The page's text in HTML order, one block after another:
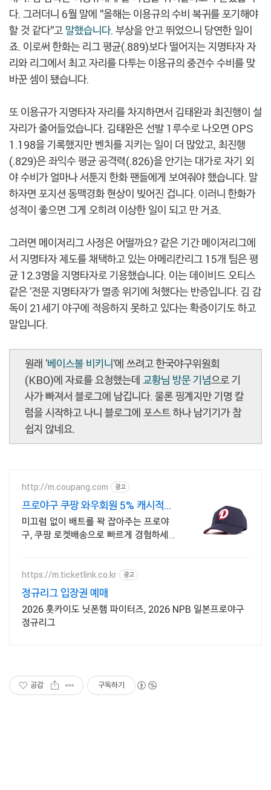
다. 그러더니 6월 말에 "올해는 이용규의 수비 복귀를 포기해야
할 것 같다"고 말했습니다. 부상을 안고 뛰었으니 당연한 일이
죠. 이로써 한화는 리그 평균(.889)보다 떨어지는 지명타자 자
리와 리그에서 최고 자리를 다투는 이용규의 중견수 수비를 맞
바꾼 셈이 됐습니다.
또 이용규가 지명타자 자리를 차지하면서 김태완과 최진행이 설
자리가 줄어들었습니다. 김태완은 선발 1루수로 나오면 OPS
1.198을 기록했지만 벤치를 지키는 일이 더 많았고, 최진행
(.829)은 좌익수 평균 공격력(.826)을 안기는 대가로 자기 외
야 수비가 얼마나 서툰지 한화 팬들에게 보여줘야 했습니다. 말
하자면 포지션 동맥경화 현상이 빚어진 겁니다. 이러니 한화가
성적이 좋으면 그게 오히려 이상한 일이 되고 만 거죠.
그러면 메이저리그 사정은 어떨까요? 같은 기간 메이저리그에
서 지명타자 제도를 채택하고 있는 아메리칸리그 15개 팀은 평
균 12.3명을 지명타자로 기용했습니다. 이는 데이비드 오티스
같은 '전문 지명타자'가 멸종 위기에 처했다는 반증입니다. 김 감
독이 21세기 야구에 적응하지 못하고 있다는 확증이기도 하고
말입니다.
원래 '베이스볼 비키니'에 쓰려고 한국야구위원회
(KBO)에 자료를 요청했는데 교황님 방문 기념으로 기
사가 빠져서 블로그에 남깁니다. 물론 핑계지만 기명 칼
럼을 시작하고 나니 블로그에 포스트 하나 남기기가 참
쉽지 않네요.
http://m.coupang.com 광고
프로야구 쿠팡 와우회원 5% 캐시적립
혜택
미끄럼 없이 배트를 꽉 잡아주는 프로야
구, 쿠팡 로켓배송으로 빠르게 경험하세
https://m.ticketlink.co.kr 광고
정규리그 입장권 예매
2026 홋카이도 닛폰햄 파이터즈, 2026 NPB 일본프로야구
정규리그
공감 구독하기